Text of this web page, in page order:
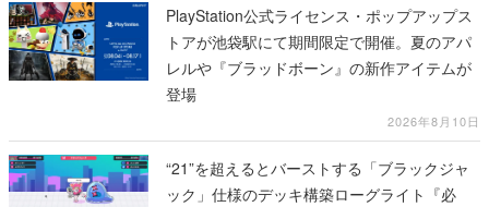
PlayStation公式ライセンス・ポップアップス
トアが池袋駅にて期間限定で開催。夏のアパ
レルや『ブラッドボーン』の新作アイテムが
登場
2026年8月10日
“21”を超えるとバーストする「ブラックジャ
ック」仕様のデッキ構築ローグライト『必